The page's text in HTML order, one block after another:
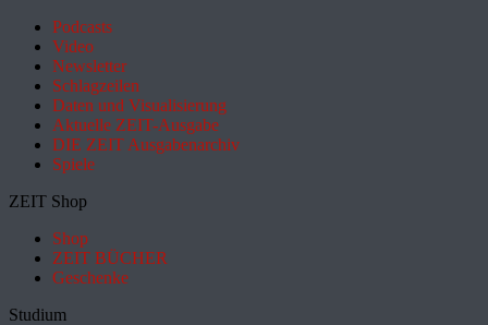
Podcasts
Video
Newsletter
Schlagzeilen
Daten und Visualisierung
Aktuelle ZEIT-Ausgabe
DIE ZEIT Ausgabenarchiv
Spiele
ZEIT Shop
Shop
ZEIT BÜCHER
Geschenke
Studium